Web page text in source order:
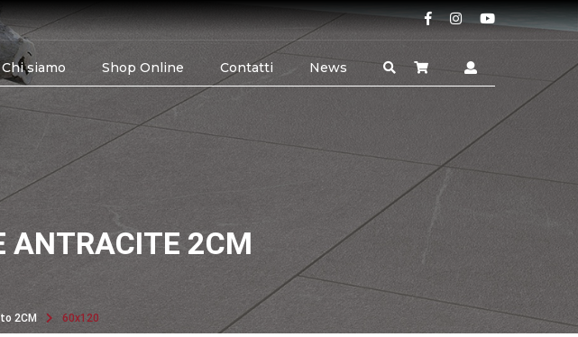
Chi siamo Shop Online Contatti News
ANTRACITE 2CM
2CM 60x120